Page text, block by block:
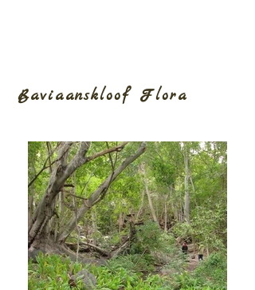
Baviaanskloof Flora